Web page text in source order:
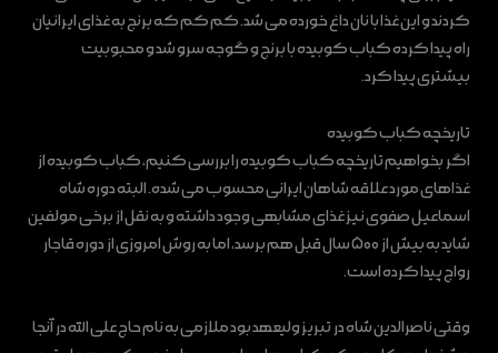
کردند و این غذا با نان داغ خورده می شد. کم کم که برنج به غذای ایرانیان
راه پیدا کرده کباب کوبیده با برنج و گوجه سرو شد و محبوبیت
بیشتری پیدا کرد.
تاریخچه کباب کوبیده
اگر بخواهیم تاریخچه کباب کوبیده را بررسی کنیم، کباب کوبیده از
غذاهای مورد علاقه شاهان ایرانی محسوب می شده. البته دوره شاه
اسماعیل صفوی نیز غذای مشابهی وجود داشته و به نقل از برخی مولفین
شاید به بیش از ۵۰۰ سال قبل هم برسد، اما به روش امروزی از دوره قاجار
رواج پیدا کرده است.
وقتی ناصرالدین شاه در تبریز ولیعهد بود ملازمی به نام حاج علی الله در آنجا